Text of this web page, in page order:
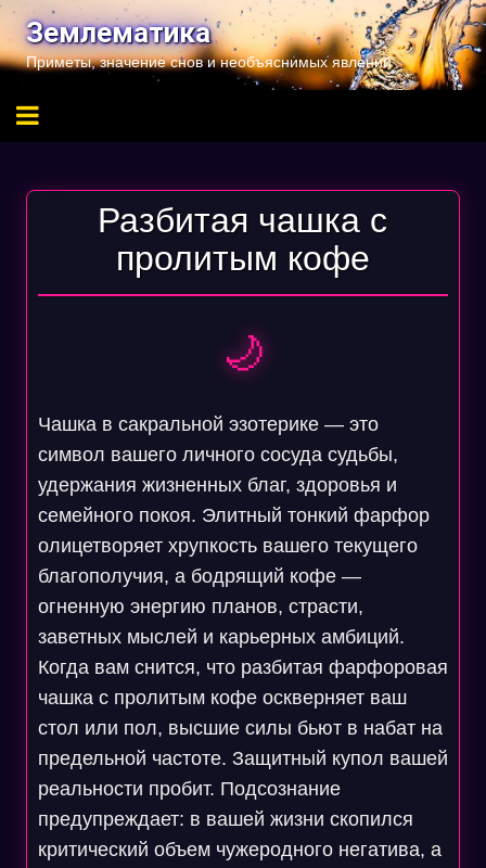
Перейти
содержимому
Землематика
Приметы, значение снов и необъяснимых явлений
Разбитая чашка с
пролитым кофе
🌙
Чашка в сакральной эзотерике — это
символ вашего личного сосуда судьбы,
удержания жизненных благ, здоровья и
семейного покоя. Элитный тонкий фарфор
олицетворяет хрупкость вашего текущего
благополучия, а бодрящий кофе —
огненную энергию планов, страсти,
заветных мыслей и карьерных амбиций.
Когда вам снится, что разбитая фарфоровая
чашка с пролитым кофе оскверняет ваш
стол или пол, высшие силы бьют в набат на
предельной частоте. Защитный купол вашей
реальности пробит. Подсознание
предупреждает: в вашей жизни скопился
критический объем чужеродного негатива, а